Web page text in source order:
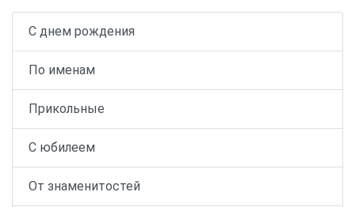
С днем рождения
По именам
Прикольные
С юбилеем
От знаменитостей